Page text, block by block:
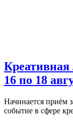
Креативная
16 по 18
Начинается приём
событие в сфере